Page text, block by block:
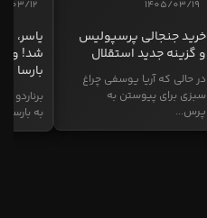
1405/03/19
خرید جنجالی پرسپولیس
و گزینه جدید استقلال
در حالی که آریا یوسفی چراغ
سبزی برای پیوستن به
پرس...
03/12
یاسر،
شد! و
بارسا
برناردو
به بارسا